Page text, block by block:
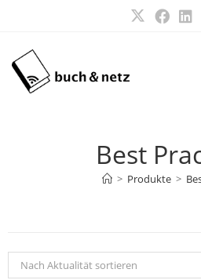
Best
> Produkte >
Nach Aktualität sortieren